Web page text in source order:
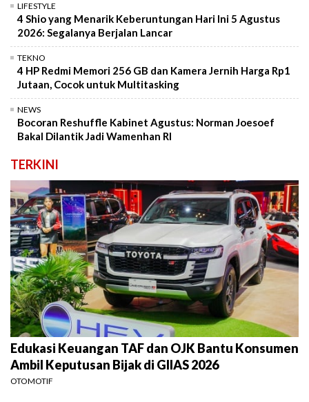
LIFESTYLE
4 Shio yang Menarik Keberuntungan Hari Ini 5 Agustus
2026: Segalanya Berjalan Lancar
TEKNO
4 HP Redmi Memori 256 GB dan Kamera Jernih Harga Rp1
Jutaan, Cocok untuk Multitasking
NEWS
Bocoran Reshuffle Kabinet Agustus: Norman Joesoef
Bakal Dilantik Jadi Wamenhan RI
TERKINI
Edukasi Keuangan TAF dan OJK Bantu Konsumen
Ambil Keputusan Bijak di GIIAS 2026
OTOMOTIF